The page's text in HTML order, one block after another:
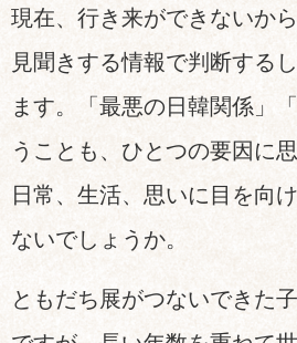
現在、行き来ができないか
見聞きする情報で判断する
ます。「最悪の日韓関係」
うことも、ひとつの要因に
日常、生活、思いに目を向
ないでしょうか。
ともだち展がつないできた